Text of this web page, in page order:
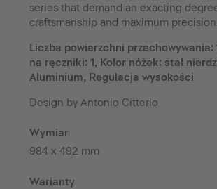
series that demand an exacting
craftsmanship and maximum precision.
Liczba powierzchni przechowywania:
na ręczniki: 1, Kolor nóżek: stal
Aluminium, Regulacja wysokości
Design by Antonio Citterio
Wymiar
984 x 492 mm
Warianty